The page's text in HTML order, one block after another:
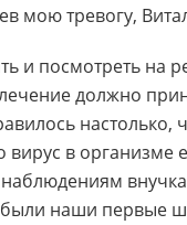
мою тревогу,
и посмотреть на
должно
вирус в
были наши первые